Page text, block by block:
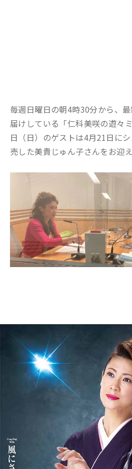
毎週日曜日の朝4時30分から、
届けしている「仁科美咲の遊々
日（日）のゲストは4月21日に
売した美貴じゅん子さんをお迎え